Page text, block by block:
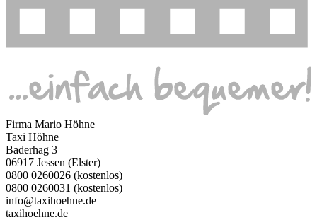
Firma Mario Höhne
Taxi Höhne
Baderhag 3
06917 Jessen (Elster)
0800 0260026 (kostenlos)
0800 0260031 (kostenlos)
info@taxihoehne.de
taxihoehne.de